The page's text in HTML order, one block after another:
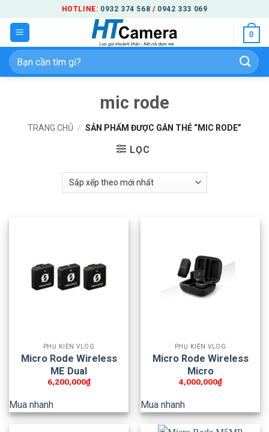
qua
nội
dung
HOTLINE: 0932 374 568 / 0942 333 069
0
Tìm
kiếm:
mic rode
TRANG CHỦ / SẢN PHẨM ĐƯỢC GẮN THẺ “MIC RODE”
LỌC
PHỤ KIỆN VLOG
Micro Rode Wireless
ME Dual
6,200,000₫
Mua nhanh
PHỤ KIỆN VLOG
Micro Rode Wireless
Micro
4,000,000₫
Mua nhanh